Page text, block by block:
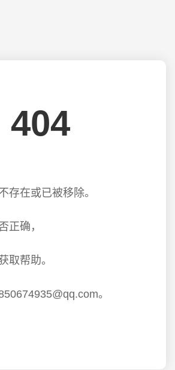
404
存在或已被移除。
正确，
取帮助。
。